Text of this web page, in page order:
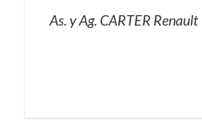
As. y Ag. CARTER